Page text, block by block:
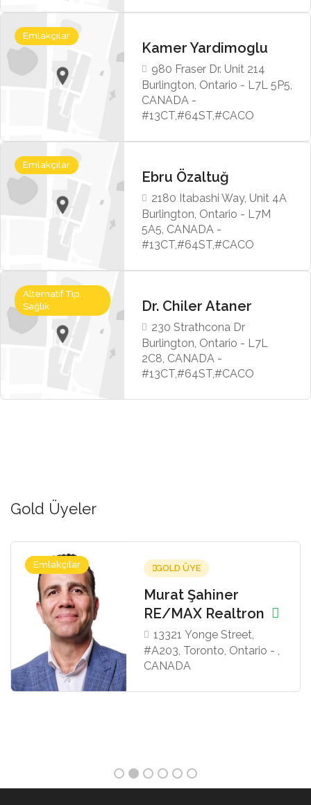
Emlakçılar
Kamer Yardimoglu
980 Fraser Dr. Unit 214
Burlington, Ontario - L7L 5P5,
CANADA -
#13CT,#64ST,#CACO
Emlakçılar
Ebru Özaltuğ
2180 Itabashi Way, Unit 4A
Burlington, Ontario - L7M
5A5, CANADA -
#13CT,#64ST,#CACO
Alternatif Tıp,
Sağlık
Dr. Chiler Ataner
230 Strathcona Dr
Burlington, Ontario - L7L
2C8, CANADA -
#13CT,#64ST,#CACO
Gold Üyeler
Emlakçılar GOLD ÜYE
Murat Şahiner
RE/MAX Realtron
13321 Yonge Street,
#A203, Toronto, Ontario - ,
CANADA